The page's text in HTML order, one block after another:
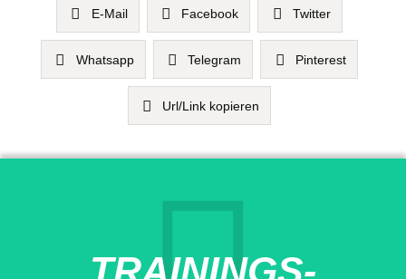
E-Mail Facebook Twitter
Whatsapp Telegram Pinterest
Url/Link kopieren